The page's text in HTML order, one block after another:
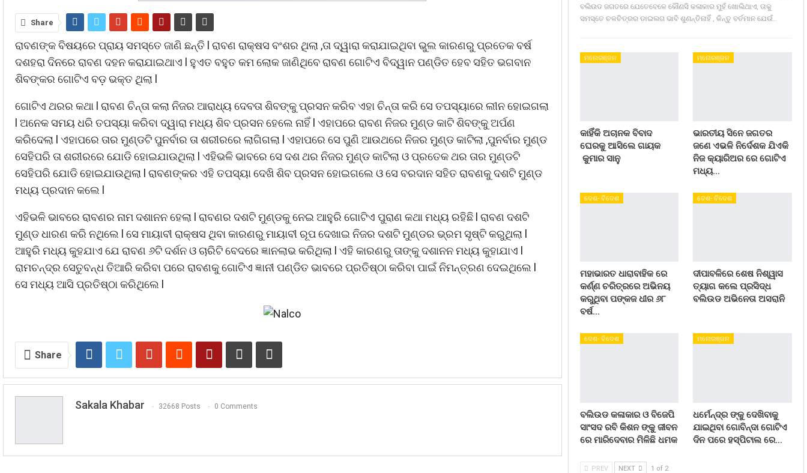
Share
ରାବଣଙ୍କ ବିଷୟରେ ପ୍ରାୟ ସମସ୍ତେ ଜାଣି ଛନ୍ତି l ରାବଣ ରାକ୍ଷସ ବଂଶର ଥିଲା ,ତା ଦ୍ୱାରା କରାଯାଇଥିବା ଭୁଲ କାରଣରୁ ପ୍ରତେକ ବର୍ଷ
ଦଶହରା ଦିନରେ ରାବଣ ଦହନ କରାଯାଇଥାଏ l ହୁଏତ ବହୁତ କମ ଲୋକ ଜାଣିଥିବେ ରାବଣ ଗୋଟିଏ ବିଦ୍ୱାନ ପଣ୍ଡିତ ହେବ ସହିତ ଭଗବାନ
ଶିବଙ୍କର ଗୋଟିଏ ବଡ଼ ଭକ୍ତ ଥିଲା l
ଗୋଟିଏ ଥରର କଥା l ରାବଣ ଚିନ୍ତା କଲା ନିଜର ଆରାଧ୍ୟ ଦେବତା ଶିବଙ୍କୁ ପ୍ରସନ କରିବ ଏହା ଚିନ୍ତା କରି ସେ ତପସ୍ୟାରେ ଲୀନ ହୋଇଗଲା
l ଅନେକ ସମୟ ଧରି ତପସ୍ୟା କରିବା ଦ୍ୱାରା ମଧ୍ୟ ଶିବ ପ୍ରସନ ହେଲେ ନାହିଁ l ଏହାପରେ ରାବଣ ନିଜର ମୁଣ୍ଡ କାଟି ଶିବଙ୍କୁ ଅର୍ପଣ
କରିଦେଲା l ଏହାପରେ ତାର ମୁଣ୍ଡଟି ପୁନର୍ବାର ତା ଶରୀରରେ ଲାଗିଗଲା l ଏହାପରେ ସେ ପୁଣି ଆଉଥରେ ନିଜର ମୁଣ୍ଡ କାଟିଲା ,ପୁନର୍ବାର ମୁଣ୍ଡ
ସେହିପରି ତା ଶରୀରରେ ଯୋଡି ହୋଇଯାଉଥିଲା l ଏହିଭଳି ଭାବରେ ସେ ଦଶ ଥର ନିଜର ମୁଣ୍ଡ କାଟିଲା ଓ ପ୍ରତେକ ଥର ତାର ମୁଣ୍ଡଟି
ସେହିପରି ଯୋଡି ହୋଇଯାଉଥିଲା l ରାବଣଙ୍କର ଏହି ତପସ୍ୟା ଦେଖି ଶିବ ପ୍ରସନ ହୋଇଗଲେ ଓ ସେ ବରଦାନ ସହିତ ରାବଣକୁ ଦଶଟି ମୁଣ୍ଡ
ମଧ୍ୟ ପ୍ରଦାନ କଲେ l
ଏହିଭଳି ଭାବରେ ରାବଣର ନାମ ଦଶାନନ ହେଲା l ରାବଣର ଦଶଟି ମୁଣ୍ଡକୁ ନେଇ ଆହୁରି ଗୋଟିଏ ପୁରାଣ କଥା ମଧ୍ୟ ରହିଛି l ରାବଣ ଦଶଟି
ମୁଣ୍ଡ ଧାରଣ କରି ନଥିଲେ l ସେ ମାୟାବୀ ରାକ୍ଷସ ଥିବା କାରଣରୁ ମାୟାବୀ ରୂପ ଦେଖାଇ ନିଜର ଦଶଟି ମୁଣ୍ଡର ଭ୍ରମ ସୃଷ୍ଟି କରୁଥିଲା l
ଆହୁରି ମଧ୍ୟ କୁହଯାଏ ଯେ ରାବଣ ୬ଟି ଦର୍ଶନ ଓ ଚାରିଟି ବେଦରେ ଜ୍ଞାନଲାଭ କରିଥିଲା l ଏହି କାରଣରୁ ତାଙ୍କୁ ଦଶାନନ ମଧ୍ୟ କୁହାଯାଏ l
ରାମଚନ୍ଦ୍ର ସେତୁବନ୍ଧ ତିଆରି କରିବା ପରେ ରାବଣକୁ ଗୋଟିଏ ଜ୍ଞାନୀ ପଣ୍ଡିତ ଭାବରେ ପ୍ରତିଷ୍ଠା କରିବା ପାଇଁ ନିମନ୍ତ୍ରଣ ଦେଇଥିଲେ l
ସେ ମଧ୍ୟ ଆସି ପ୍ରତିଷ୍ଠା କରିଥିଲେ l
Share
Sakala Khabar 32668 Posts 0 Comments
ବଲିଉଡ ଜଗତରେ ଯେତେବେଳେ କୌଣସି କଳାକାର ମୁହଁ ଖୋଲିଥାଏ, ତାକୁ
ସମସ୍ତେ ଚଳଚିତ୍ରର ଡାଇଲଗ ଭାବି ଶୁଣନ୍ତିନାହିଁ , କିନ୍ତୁ ବର୍ତମାନ ଯେଉଁ…
ମନୋରଞ୍ଜନ
କାହିଁକି ଅଚାନକ ବିବାଦ
ଘେରକୁ ଆସିଲେ ଗାୟକ
କୁମାର ସାନୁ
ମନୋରଞ୍ଜନ
ଭାରତୀୟ ସିନେ ଜଗତର
ଜଣେ ଏଭଳି ନିର୍ଦେଶକ ଯିଏକି
ନିଜ କ୍ୟାରିଅର ରେ ଗୋଟିଏ
ମଧ୍ୟ…
ଦେଶ- ବିଦେଶ
ମହାଭାରତ ଧାରାବାହିକ ରେ
କର୍ଣ୍ଣ ଚରିତ୍ରରେ ଅଭିନୟ
କରୁଥିବା ପଙ୍କଜ ଧୀର ୬୮
ବର୍ଷ…
ଦେଶ- ବିଦେଶ
ଦୀପାବଳିରେ ଶେଷ ନିଶ୍ୱାସ
ତ୍ୟାଗ କଲେ ପ୍ରସିଦ୍ଧ
ବଲିଉଡ ଅଭିନେତା ଅସରାନି
ଦେଶ- ବିଦେଶ
ବଲିଉଡ କଳାକାର ଓ ବିଜେପି
ସାଂସଦ ରବି କିଶନ ଙ୍କୁ ଜୀବନ
ରେ ମାରିଦେବାର ମିଳିଛି ଧମକ
ମନୋରଞ୍ଜନ
ଧର୍ମେନ୍ଦ୍ର ଙ୍କୁ ଦେଖିବାକୁ
ଯାଇଥିବା ଗୋବିନ୍ଦା ଗୋଟିଏ
ଦିନ ପରେ ହସ୍ପିଟାଲ ରେ…
PREV NEXT 1 of 2